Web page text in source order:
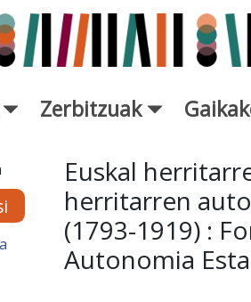
Zerbitzuak
Fitxa -
Euskal
herritarren
(1793-1919) :
Autonomia